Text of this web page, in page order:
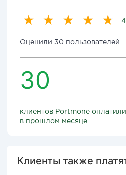
Оценили 30 пользователей
30
клиентов Portmone
в прошлом месяце
Клиенты также